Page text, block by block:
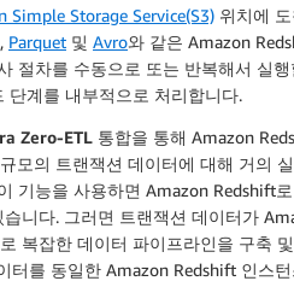
Simple Storage Service(S3) 위치에
, Parquet 및 Avro와 같은 Amazon
절차를 수동으로 또는 반복해서 실
단계를 내부적으로 처리합니다.
Zero-ETL 통합을 통해 Amazon
모의 트랜잭션 데이터에 대해 거의
기능을 사용하면 Amazon Redshift
니다. 그러면 트랜잭션 데이터가
복잡한 데이터 파이프라인을 구축
터를 동일한 Amazon Redshift 인스